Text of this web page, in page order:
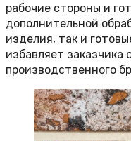
рабочие стороны и
дополнительной
изделия, так и
избавляет заказчика
производственного